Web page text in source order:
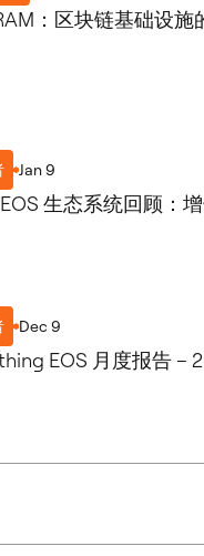
：区块链基础设施
Jan 9
生态系统回顾：
Dec 9
EOS 月度报告 –